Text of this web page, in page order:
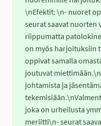
\nEfektit: \n- nuoret
seurat saavat nuorten
riippumatta
on myös harjoituksiin
oppivat samalla
joutuvat
johtamista ja
joka on urheilusta
meriitti\n- seurat